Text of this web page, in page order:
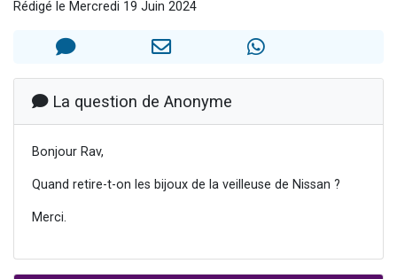
30 personnes viennent de faire un don pour Sauvez la jambe de Yohan
12 nouvelles musiques dans Torah-Box Music
29 personnes viennent de demander une bénédiction
Rédigé le Mercredi 19 Juin 2024
La question de Anonyme
Bonjour Rav,
Quand retire-t-on les bijoux de la veilleuse de Nissan ?
Merci.